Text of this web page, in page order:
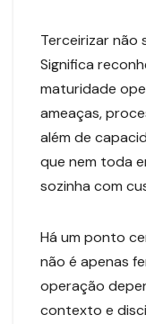
Terceirizar não
Significa
maturidade
ameaças,
além de
que nem toda
sozinha com
Há um ponto
não é apenas
operação
contexto e